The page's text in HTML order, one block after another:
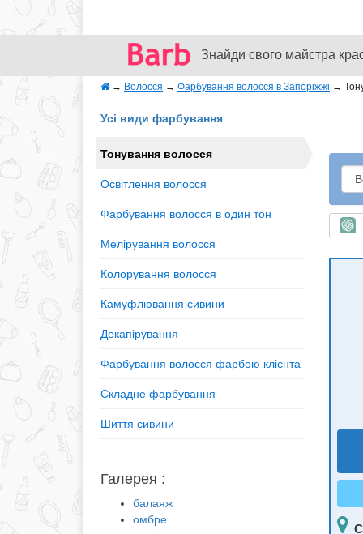
Знайди свого майстра
→ Волосся → Фарбування волосся в Запоріжжі →
Усі види фарбування
Тонування волосся
Освітлення волосся
Фарбування волосся в один тон
Мелірування волосся
Колорування волосся
Камуфлювання сивини
Декапірування
Фарбування волосся фарбою клієнта
Складне фарбування
Шиття сивини
Галерея :
балаяж
омбре